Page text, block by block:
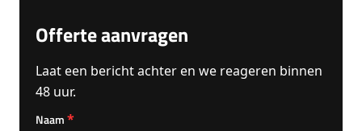
Offerte aanvragen
Laat een bericht achter en we reageren binnen
48 uur.
Naam*